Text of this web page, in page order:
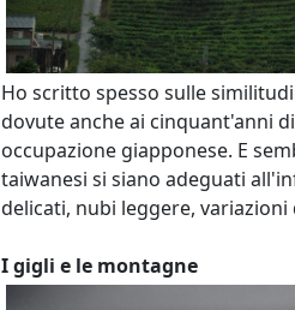
Ho scritto spesso sulle
dovute anche ai cinquant'anni
occupazione giapponese. E
taiwanesi si siano adeguati
delicati, nubi leggere, variazioni
I gigli e le montagne